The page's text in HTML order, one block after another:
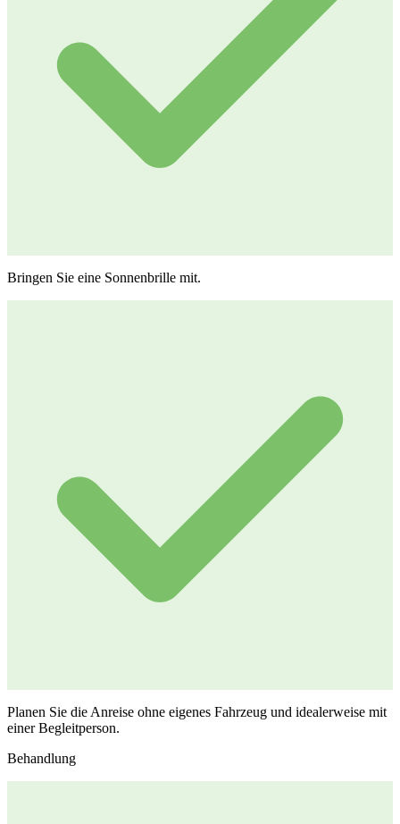
Bringen Sie eine Sonnenbrille mit.
Planen Sie die Anreise ohne eigenes Fahrzeug und idealerweise mit
einer Begleitperson.
Behandlung